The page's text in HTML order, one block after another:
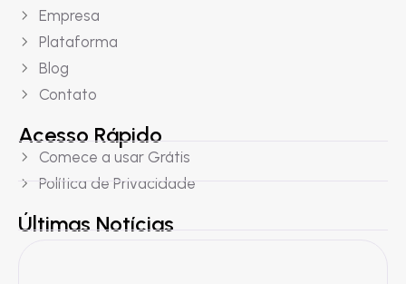
Empresa
Plataforma
Blog
Contato
Acesso Rápido
Comece a usar Grátis
Política de Privacidade
Últimas Notícias